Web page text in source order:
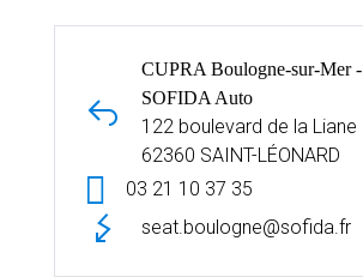
CUPRA Boulogne-sur-Mer -
SOFIDA Auto
122 boulevard de la Liane
62360 SAINT-LÉONARD
03 21 10 37 35
seat.boulogne@sofida.fr